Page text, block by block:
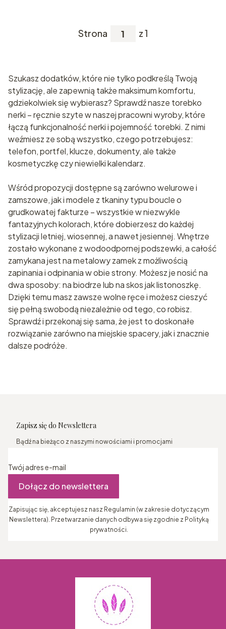
Strona z 1
Szukasz dodatków, które nie tylko podkreślą Twoją
stylizację, ale zapewnią także maksimum komfortu,
gdziekolwiek się wybierasz? Sprawdź nasze torebko
nerki – ręcznie szyte w naszej pracowni wyroby, które
łączą funkcjonalność nerki i pojemność torebki. Z nimi
weźmiesz ze sobą wszystko, czego potrzebujesz:
telefon, portfel, klucze, dokumenty, ale także
kosmetyczkę czy niewielki kalendarz.
Wśród propozycji dostępne są zarówno welurowe i
zamszowe, jak i modele z tkaniny typu boucle o
grudkowatej fakturze – wszystkie w niezwykle
fantazyjnych kolorach, które dobierzesz do każdej
stylizacji letniej, wiosennej, a nawet jesiennej. Wnętrze
zostało wykonane z wodoodpornej podszewki, a całość
zamykana jest na metalowy zamek z możliwością
zapinania i odpinania w obie strony. Możesz je nosić na
dwa sposoby: na biodrze lub na skos jak listonoszkę.
Dzięki temu masz zawsze wolne ręce i możesz cieszyć
się pełną swobodą niezależnie od tego, co robisz.
Sprawdź i przekonaj się sama, że jest to doskonałe
rozwiązanie zarówno na miejskie spacery, jak i znacznie
dalsze podróże.
Zapisz się do Newslettera
Bądź na bieżąco z naszymi nowościami i promocjami
Twój adres e-mail
Dołącz do newslettera
Zapisując się, akceptujesz nasz Regulamin (w zakresie dotyczącym
Newslettera). Przetwarzanie danych odbywa się zgodnie z Polityką
prywatności.